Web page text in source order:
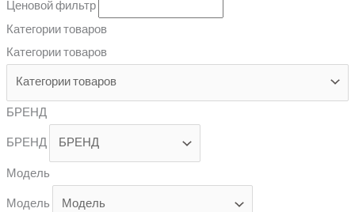
Ценовой фильтр
Категории товаров
Категории товаров
БРЕНД
БРЕНД
Модель
Модель